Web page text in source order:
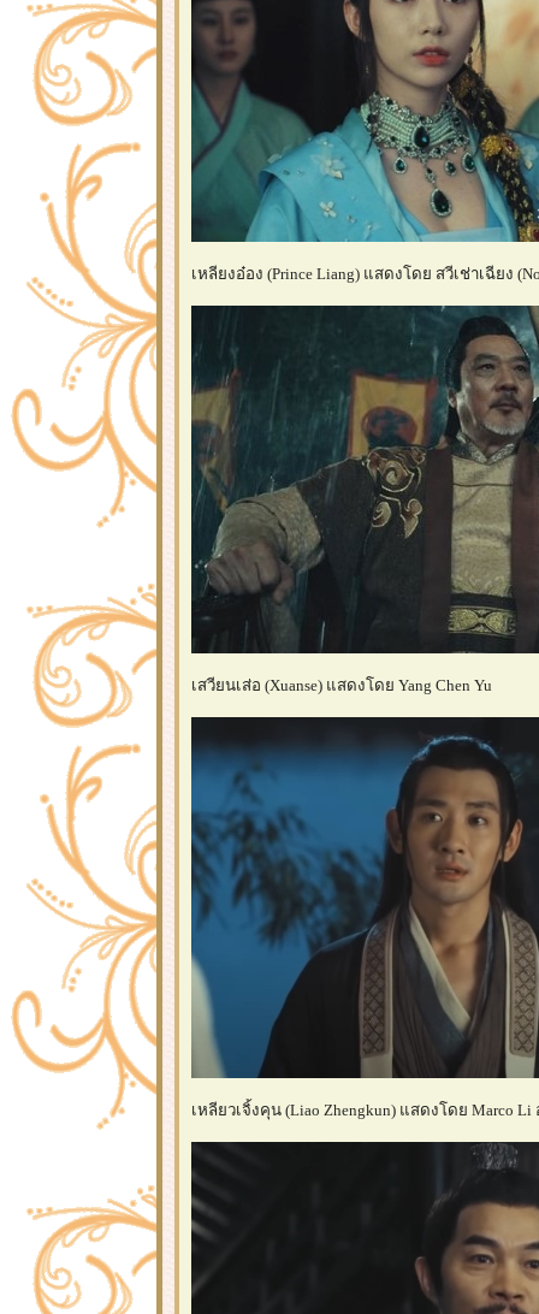
เหลียงอ๋อง (Prince Liang) แสดงโดย สวีเช่าเฉียง
เสวียนเส่อ (Xuanse) แสดงโดย Yang Chen Yu
เหลียวเจิ้งคุน (Liao Zhengkun) แสดงโดย Marco Li